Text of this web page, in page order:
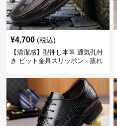
¥4,700 (税込)
【清潔感】型押し本革 通気孔付
き ビット金具スリッポン - 蒸れ